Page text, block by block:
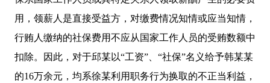
用，领薪人是直接受益方，对缴费情况知情或应当知情，
行贿人缴纳的社保费用不应从国家工作人员的受贿数额中
扣除。因此，对于邱某以“工资”、“社保”名义给予韩某某
的16万余元，均系徐某利用职务行为换取的不正当利益，